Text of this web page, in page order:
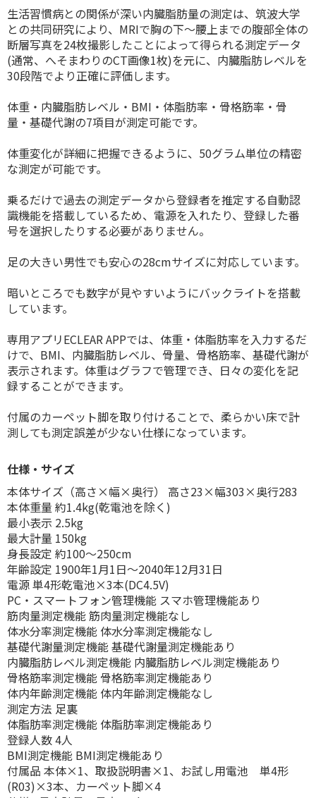
生活習慣病との関係が深い内臓脂肪量の測定は、筑波大学
との共同研究により、MRIで胸の下〜腰上までの腹部全体の
断層写真を24枚撮影したことによって得られる測定データ
(通常、へそまわりのCT画像1枚)を元に、内臓脂肪レベルを
30段階でより正確に評価します。
体重・内臓脂肪レベル・BMI・体脂肪率・骨格筋率・骨
量・基礎代謝の7項目が測定可能です。
体重変化が詳細に把握できるように、50グラム単位の精密
な測定が可能です。
乗るだけで過去の測定データから登録者を推定する自動認
識機能を搭載しているため、電源を入れたり、登録した番
号を選択したりする必要がありません。
足の大きい男性でも安心の28cmサイズに対応しています。
暗いところでも数字が見やすいようにバックライトを搭載
しています。
専用アプリECLEAR APPでは、体重・体脂肪率を入力するだ
けで、BMI、内臓脂肪レベル、骨量、骨格筋率、基礎代謝が
表示されます。体重はグラフで管理でき、日々の変化を記
録することができます。
付属のカーペット脚を取り付けることで、柔らかい床で計
測しても測定誤差が少ない仕様になっています。
仕様・サイズ
本体サイズ（高さ×幅×奥行） 高さ23×幅303×奥行283
本体重量 約1.4kg(乾電池を除く)
最小表示 2.5kg
最大計量 150kg
身長設定 約100〜250cm
年齢設定 1900年1月1日〜2040年12月31日
電源 単4形乾電池×3本(DC4.5V)
PC・スマートフォン管理機能 スマホ管理機能あり
筋肉量測定機能 筋肉量測定機能なし
体水分率測定機能 体水分率測定機能なし
基礎代謝量測定機能 基礎代謝量測定機能あり
内臓脂肪レベル測定機能 内臓脂肪レベル測定機能あり
骨格筋率測定機能 骨格筋率測定機能あり
体内年齢測定機能 体内年齢測定機能なし
測定方法 足裏
体脂肪率測定機能 体脂肪率測定機能あり
登録人数 4人
BMI測定機能 BMI測定機能あり
付属品 本体×1、取扱説明書×1、お試し用電池 単4形
(R03)×3本、カーペット脚×4